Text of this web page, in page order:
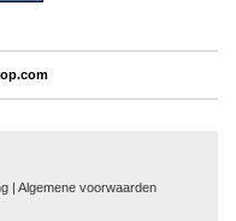
| Algemene voorwaarden